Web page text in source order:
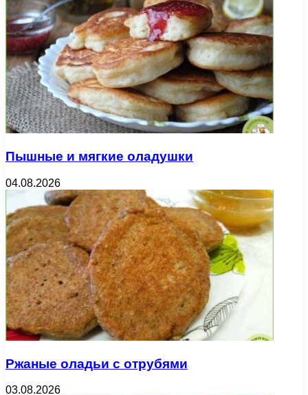
Пышные и мягкие оладушки
04.08.2026
Ржаные оладьи с отрубями
03.08.2026